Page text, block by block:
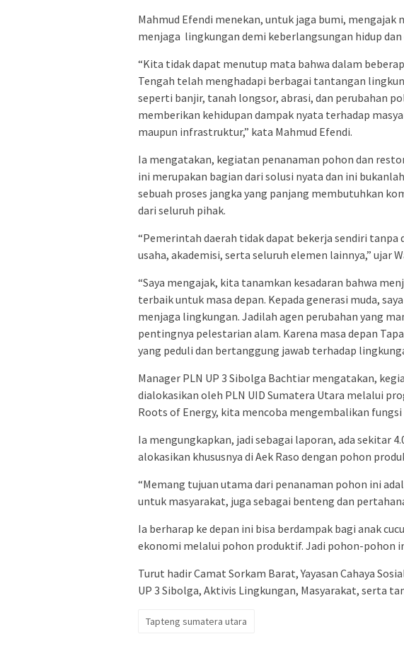
Mahmud Efendi menekan, untuk jaga bumi, mengajak
menjaga lingkungan demi keberlangsungan hidup dan
“Kita tidak dapat menutup mata bahwa dalam
Tengah telah menghadapi berbagai tantangan
seperti banjir, tanah longsor, abrasi, dan perubahan
memberikan kehidupan dampak nyata terhadap
maupun infrastruktur,” kata Mahmud Efendi.
Ia mengatakan, kegiatan penanaman pohon dan
ini merupakan bagian dari solusi nyata dan ini
sebuah proses jangka yang panjang membutuhkan
dari seluruh pihak.
“Pemerintah daerah tidak dapat bekerja sendiri tanpa
usaha, akademisi, serta seluruh elemen lainnya,” ujar
“Saya mengajak, kita tanamkan kesadaran bahwa
terbaik untuk masa depan. Kepada generasi muda,
menjaga lingkungan. Jadilah agen perubahan yang
pentingnya pelestarian alam. Karena masa depan
yang peduli dan bertanggung jawab terhadap
Manager PLN UP 3 Sibolga Bachtiar mengatakan,
dialokasikan oleh PLN UID Sumatera Utara melalui
Roots of Energy, kita mencoba mengembalikan fungsi
Ia mengungkapkan, jadi sebagai laporan, ada sekitar
alokasikan khususnya di Aek Raso dengan pohon
“Memang tujuan utama dari penanaman pohon ini
untuk masyarakat, juga sebagai benteng dan
Ia berharap ke depan ini bisa berdampak bagi anak
ekonomi melalui pohon produktif. Jadi pohon-pohon
Turut hadir Camat Sorkam Barat, Yayasan Cahaya
UP 3 Sibolga, Aktivis Lingkungan, Masyarakat, serta
Tapteng sumatera utara